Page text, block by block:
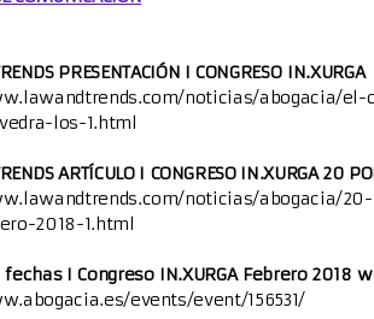
PRESENTACIÓN I CONGRESO
noticias/abogacia/
los-1.html
ARTÍCULO I CONGRESO IN.XURGA 20
noticias/abogacia/
2018-1.html
I Congreso IN.XURGA Febrero 2018
events/event/156531/
IN.XURGA 2023
IN.XURGA 2024
IN.XURGA 2025